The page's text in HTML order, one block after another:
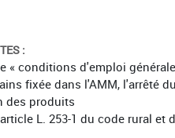
:
« conditions d'emploi
fixée dans l'AMM, l'arrêté
des produits
L. 253-1 du code rural et